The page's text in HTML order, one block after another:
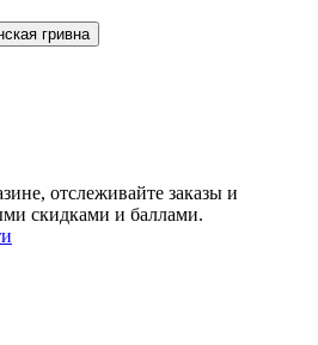
гривна
отслеживайте заказы и
скидками и баллами.